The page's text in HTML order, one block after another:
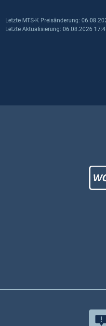
Letzte MTS-K Preisänderung:
Letzte Aktualisierung: 06.08.2026